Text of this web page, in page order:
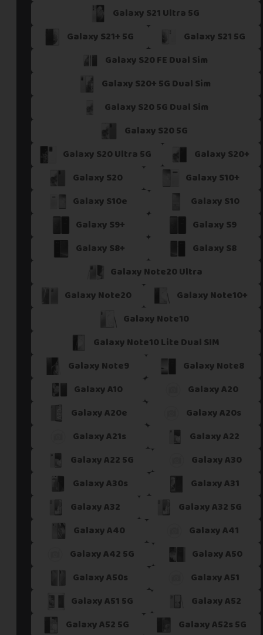
Si vous ne trouvez pas une offre correspondant aux
Vous pouvez éventuellement nous contacter.
Galaxy S21 Ultra 5G
Galaxy S21+ 5G
Galaxy S21 5G
Galaxy S20 FE Dual Sim
Galaxy S20+ 5G Dual Sim
Galaxy S20 5G Dual Sim
Galaxy S20 5G
Galaxy S20 Ultra 5G
Galaxy S20+
Galaxy S20
Galaxy S10+
Galaxy S10e
Galaxy S10
Galaxy S9+
Galaxy S9
Galaxy S8+
Galaxy S8
Galaxy Note20 Ultra
Galaxy Note20
Galaxy Note10+
Galaxy Note10
Galaxy Note10 Lite Dual SIM
Galaxy Note9
Galaxy Note8
Galaxy A10
Galaxy A20
Galaxy A20e
Galaxy A20s
Galaxy A21s
Galaxy A22
Galaxy A22 5G
Galaxy A30
Galaxy A30s
Galaxy A31
Galaxy A32
Galaxy A32 5G
Galaxy A40
Galaxy A41
Galaxy A42 5G
Galaxy A50
Galaxy A50s
Galaxy A51
Galaxy A51 5G
Galaxy A52
Galaxy A52 5G
Galaxy A52s 5G